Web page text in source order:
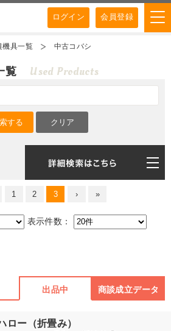
ログイン 会員登録
機具一覧 中古コバシ
覧 Used Products
1 2 3 › »
表示件数：
出品中 商談成立データ
ロー（折畳み）